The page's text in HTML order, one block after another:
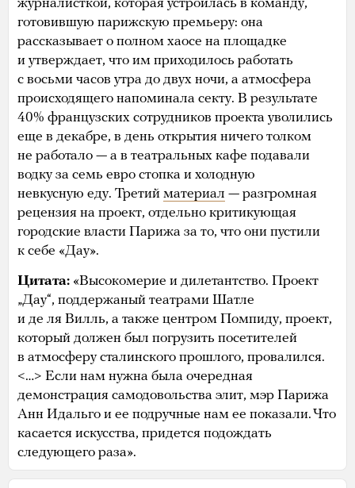
журналисткой, которая устроилась в команду,
готовившую парижскую премьеру: она
рассказывает о полном хаосе на площадке
и утверждает, что им приходилось работать
с восьми часов утра до двух ночи, а атмосфера
происходящего напоминала секту. В результате
40% французских сотрудников проекта уволились
еще в декабре, в день открытия ничего толком
не работало — а в театральных кафе подавали
водку за семь евро стопка и холодную
невкусную еду. Третий материал — разгромная
рецензия на проект, отдельно критикующая
городские власти Парижа за то, что они пустили
к себе «Дау».
Цитата: «Высокомерие и дилетантство. Проект
„Дау“, поддержаный театрами Шатле
и де ля Вилль, а также центром Помпиду, проект,
который должен был погрузить посетителей
в атмосферу сталинского прошлого, провалился.
<…> Если нам нужна была очередная
демонстрация самодовольства элит, мэр Парижа
Анн Идальго и ее подручные нам ее показали. Что
касается искусства, придется подождать
следующего раза».